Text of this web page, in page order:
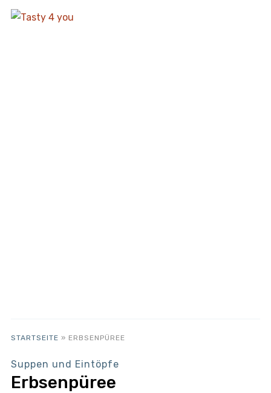
STARTSEITE » ERBSENPÜREE
Suppen und Eintöpfe
Erbsenpüree